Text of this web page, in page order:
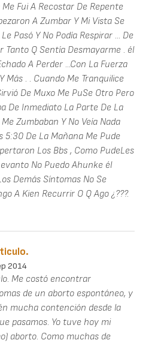
Fui A Recostar De Repente
A Zumbar Y Mi Vista Se
Pasó Y No Podía Respirar ... De
Tanto Q Sentía Desmayarme . él
A Perder ...Con La Fuerza
Más . . Cuando Me Tranquilice
De Muxo Me PuSe Otro Pero
De Inmediato La Parte De La
Zumbaban Y No Veía Nada
5:30 De La Mañana Me Pude
Los Bbs , Como PudeLes
No Puedo Ahunke él
Demás Síntomas No Se
A Kien Recurrir O Q Ago ¿???.
2014
Me costó encontrar
de un aborto espontáneo, y
mucha contención desde la
pasamos. Yo tuve hoy mi
aborto. Como muchas de